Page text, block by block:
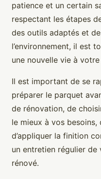
patience et un certain
respectant les étapes
des outils adaptés et
l’environnement, il est
une nouvelle vie à votre
Il est important de se
préparer le parquet
de rénovation, de
le mieux à vos
d’appliquer la finition
un entretien régulier
rénové.